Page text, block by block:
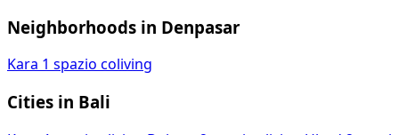
Neighborhoods in Denpasar
Kara 1 spazio coliving
Cities in Bali